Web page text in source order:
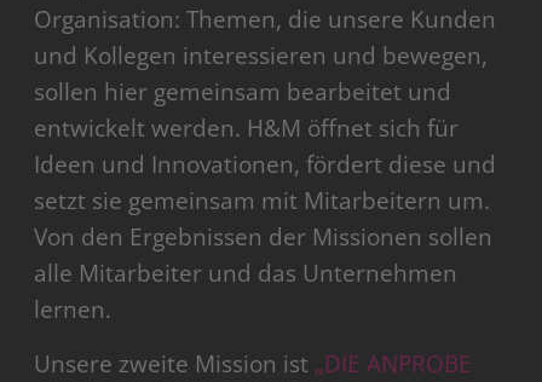
Organisation: Themen, die unsere Kunden
und Kollegen interessieren und bewegen,
sollen hier gemeinsam bearbeitet und
entwickelt werden. H&M öffnet sich für
Ideen und Innovationen, fördert diese und
setzt sie gemeinsam mit Mitarbeitern um.
Von den Ergebnissen der Missionen sollen
alle Mitarbeiter und das Unternehmen
lernen.
Unsere zweite Mission ist „DIE ANPROBE